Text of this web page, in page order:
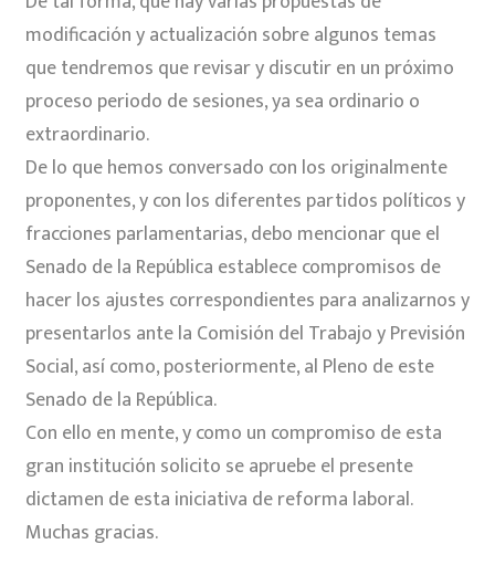
modificación y actualización sobre algunos temas
que tendremos que revisar y discutir en un próximo
proceso periodo de sesiones, ya sea ordinario o
extraordinario.
De lo que hemos conversado con los originalmente
proponentes, y con los diferentes partidos políticos y
fracciones parlamentarias, debo mencionar que el
Senado de la República establece compromisos de
hacer los ajustes correspondientes para analizarnos y
presentarlos ante la Comisión del Trabajo y Previsión
Social, así como, posteriormente, al Pleno de este
Senado de la República.
Con ello en mente, y como un compromiso de esta
gran institución solicito se apruebe el presente
dictamen de esta iniciativa de reforma laboral.
Muchas gracias.